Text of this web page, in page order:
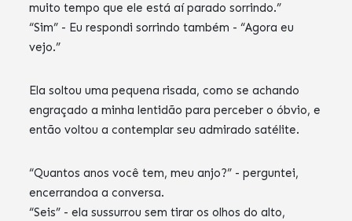
muito tempo que ele está aí parado sorrindo.”
“Sim” - Eu respondi sorrindo também - “Agora eu
vejo.”
Ela soltou uma pequena risada, como se achando
engraçado a minha lentidão para perceber o óbvio, e
então voltou a contemplar seu admirado satélite.
“Quantos anos você tem, meu anjo?” - perguntei,
encerrandoa a conversa.
“Seis” - ela sussurrou sem tirar os olhos do alto,